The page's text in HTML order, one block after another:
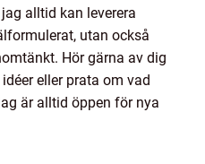
alltid kan leverera
utan också
Hör gärna av dig
eller prata om vad
är alltid öppen för nya